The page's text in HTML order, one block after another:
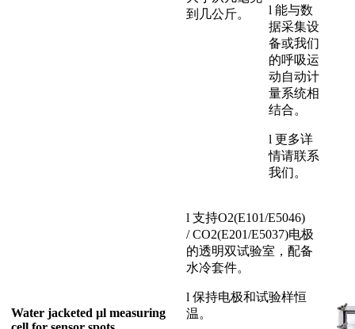
到几公斤。
l 能与数
据采集设
备或我们
的呼吸运
动自动计
量系统相
结合。
l 更多详
情请联系
我们。
Water jacketed µl measuring
l 支持O2(E101/E5046)
/ CO2(E201/E5037)电极
的透明双试验室，配备
水冷套件。
l 保持电极和试验样恒
温。